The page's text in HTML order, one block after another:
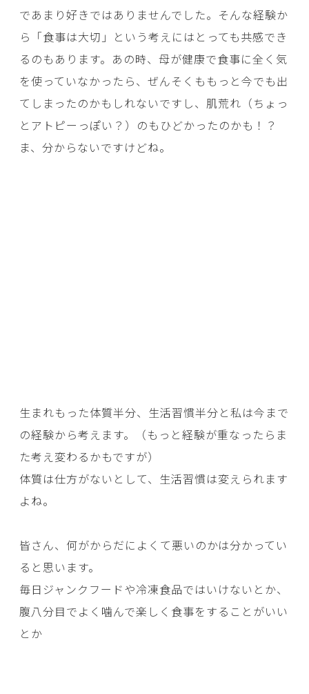
であまり好きではありませんでした。そんな経験か
ら「食事は大切」という考えにはとっても共感でき
るのもあります。あの時、母が健康で食事に全く気
を使っていなかったら、ぜんそくももっと今でも出
てしまったのかもしれないですし、肌荒れ（ちょっ
とアトピーっぽい？）のもひどかったのかも！？
ま、分からないですけどね。
生まれもった体質半分、生活習慣半分と私は今まで
の経験から考えます。（もっと経験が重なったらま
た考え変わるかもですが）
体質は仕方がないとして、生活習慣は変えられます
よね。
皆さん、何がからだによくて悪いのかは分かってい
ると思います。
毎日ジャンクフードや冷凍食品ではいけないとか、
腹八分目でよく噛んで楽しく食事をすることがいい
とか